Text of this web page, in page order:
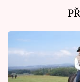
Sledujte nás